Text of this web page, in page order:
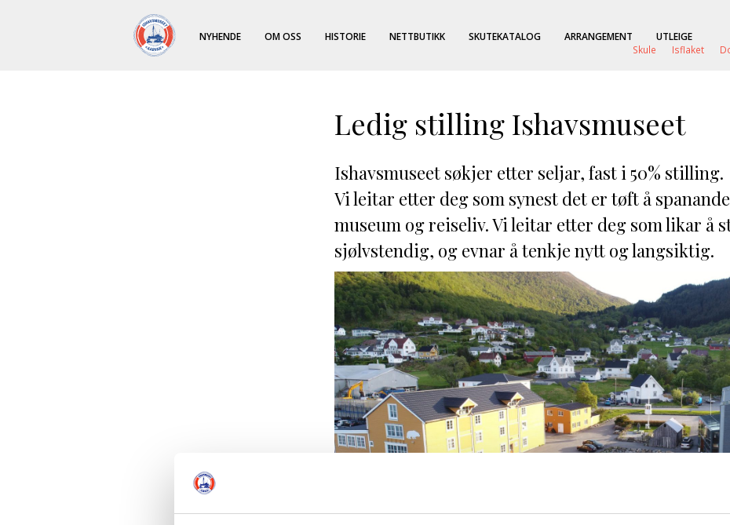
NYHENDE OM OSS HISTORIE NETTBUTIKK SKUTEKATALOG ARRANGEMENT
UTLEIGE
Skule
Isflaket
Ledig stilling Ishavsmuseet
Ishavsmuseet søkjer etter seljar, fast i 50% stilling.
Vi leitar etter deg som synest det er tøft å
museum og reiseliv. Vi leitar etter deg som likar å
sjølvstendig, og evnar å tenkje nytt og langsiktig.